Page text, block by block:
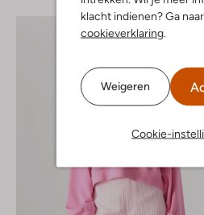
klacht indienen? Ga
cookieverklaring
Weigeren
Cookie-